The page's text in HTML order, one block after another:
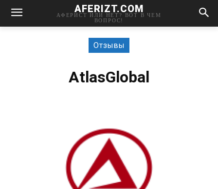
AFERIZT.COM
АФЕРИСТ ИЛИ НЕТ? ВОТ В ЧЕМ
ВОПРОС!
Отзывы
AtlasGlobal